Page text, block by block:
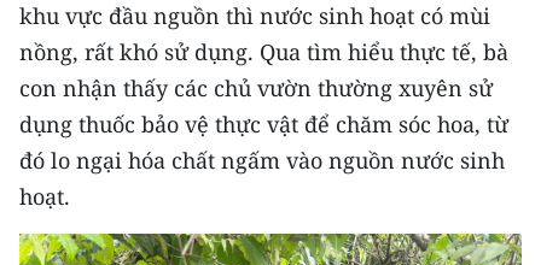
Media Văn hóa
Media Xã hội
Media Pháp luật
Media Du lịch
Media Thế giới
khu vực đầu nguồn thì nước sinh hoạt có mùi
nồng, rất khó sử dụng. Qua tìm hiểu thực tế, bà
con nhận thấy các chủ vườn thường xuyên sử
dụng thuốc bảo vệ thực vật để chăm sóc hoa, từ
đó lo ngại hóa chất ngấm vào nguồn nước sinh
hoạt.